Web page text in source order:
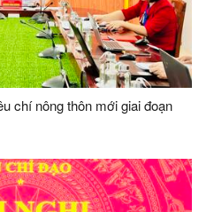
chí nông thôn mới giai đoạn